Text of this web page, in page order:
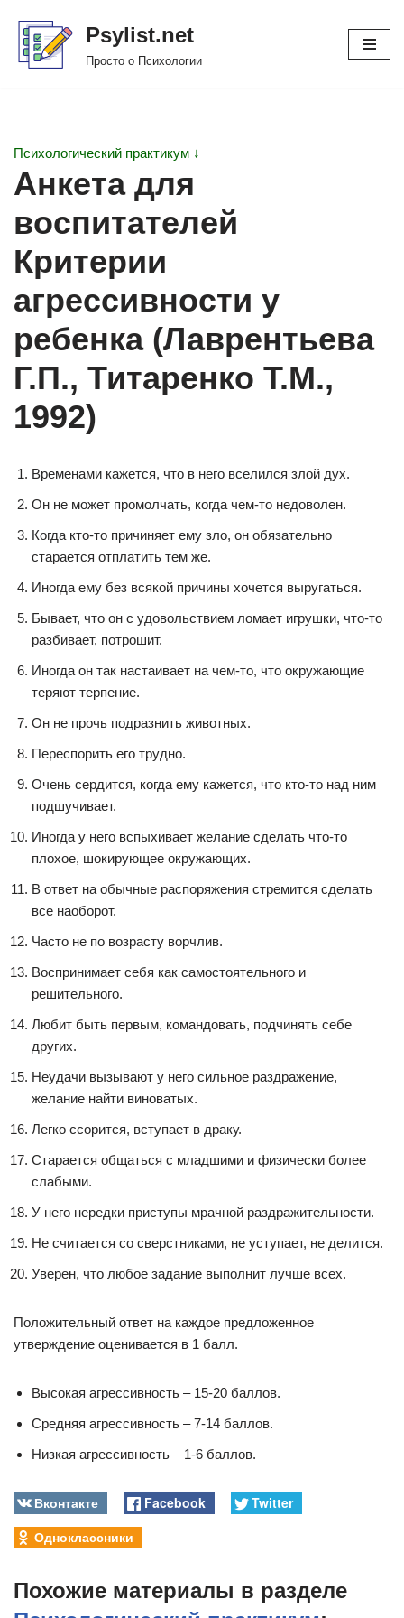
Перейти
Psylist.net
Просто о Психологии
Психологический практикум ↓
Анкета для
воспитателей
Критерии
агрессивности у
ребенка (Лаврентьева
Г.П., Титаренко Т.М.,
1992)
Временами кажется, что в него вселился злой дух.
Он не может промолчать, когда чем-то недоволен.
Когда кто-то причиняет ему зло, он обязательно
старается отплатить тем же.
Иногда ему без всякой причины хочется выругаться.
Бывает, что он с удовольствием ломает игрушки, что-то
разбивает, потрошит.
Иногда он так настаивает на чем-то, что окружающие
теряют терпение.
Он не прочь подразнить животных.
Переспорить его трудно.
Очень сердится, когда ему кажется, что кто-то над ним
подшучивает.
Иногда у него вспыхивает желание сделать что-то
плохое, шокирующее окружающих.
В ответ на обычные распоряжения стремится сделать
все наоборот.
Часто не по возрасту ворчлив.
Воспринимает себя как самостоятельного и
решительного.
Любит быть первым, командовать, подчинять себе
других.
Неудачи вызывают у него сильное раздражение,
желание найти виноватых.
Легко ссорится, вступает в драку.
Старается общаться с младшими и физически более
слабыми.
У него нередки приступы мрачной раздражительности.
Не считается со сверстниками, не уступает, не делится.
Уверен, что любое задание выполнит лучше всех.
Положительный ответ на каждое предложенное
утверждение оценивается в 1 балл.
Высокая агрессивность – 15-20 баллов.
Средняя агрессивность – 7-14 баллов.
Низкая агрессивность – 1-6 баллов.
Вконтакте Facebook
Twitter
Одноклассники
Похожие материалы в разделе